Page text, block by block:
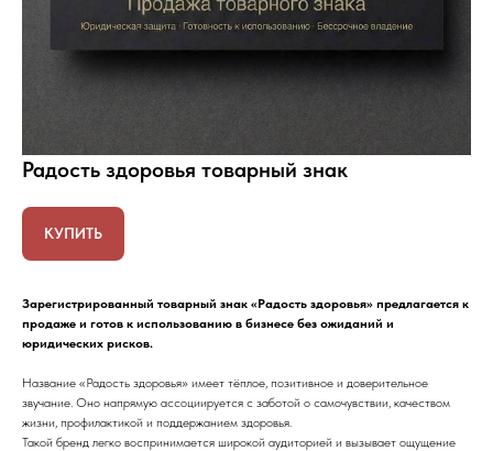
Радость здоровья товарный знак
КУПИТЬ
Зарегистрированный товарный знак «Радость здоровья» предлагается к
продаже и готов к использованию в бизнесе без ожиданий и
юридических рисков.
Название «Радость здоровья» имеет тёплое, позитивное и доверительное
звучание. Оно напрямую ассоциируется с заботой о самочувствии, качеством
жизни, профилактикой и поддержанием здоровья.
Такой бренд легко воспринимается широкой аудиторией и вызывает ощущение